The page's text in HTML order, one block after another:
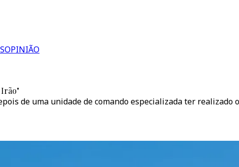
OPINIÃO
de uma unidade de comando especializada ter realizado